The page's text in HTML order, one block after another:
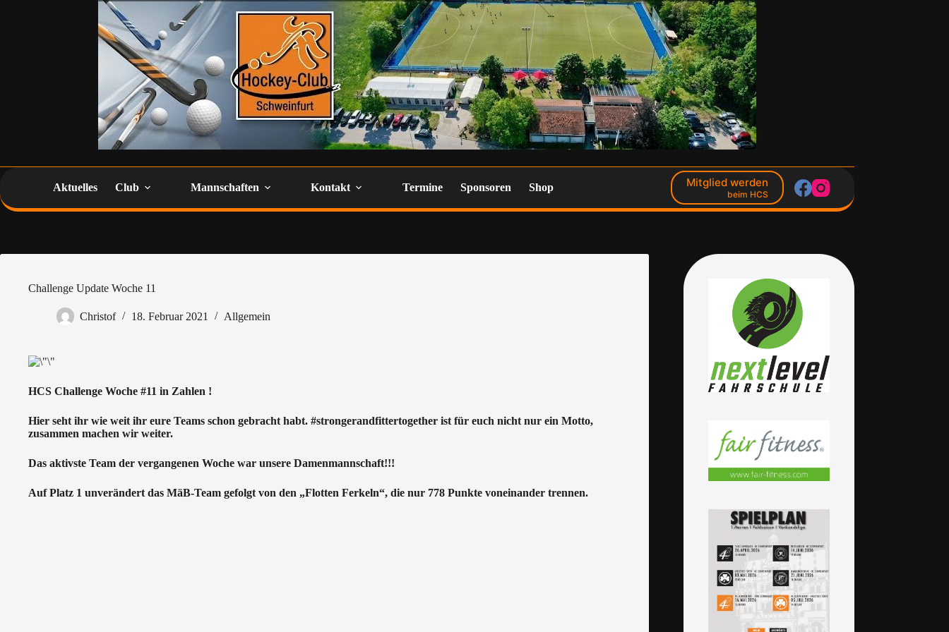
Aktuelles Club Mannschaften Kontakt Termine Sponsoren Shop Mitglied werden
beim HCS
Challenge Update Woche 11
Christof 18. Februar 2021 Allgemein
HCS Challenge Woche #11 in Zahlen !
Hier seht ihr wie weit ihr eure Teams schon gebracht habt. #strongerandfittertogether ist für euch nicht nur ein Motto,
zusammen machen wir weiter.
Das aktivste Team der vergangenen Woche war unsere Damenmannschaft!!!
Auf Platz 1 unverändert das MäB-Team gefolgt von den „Flotten Ferkeln“, die nur 778 Punkte voneinander trennen.